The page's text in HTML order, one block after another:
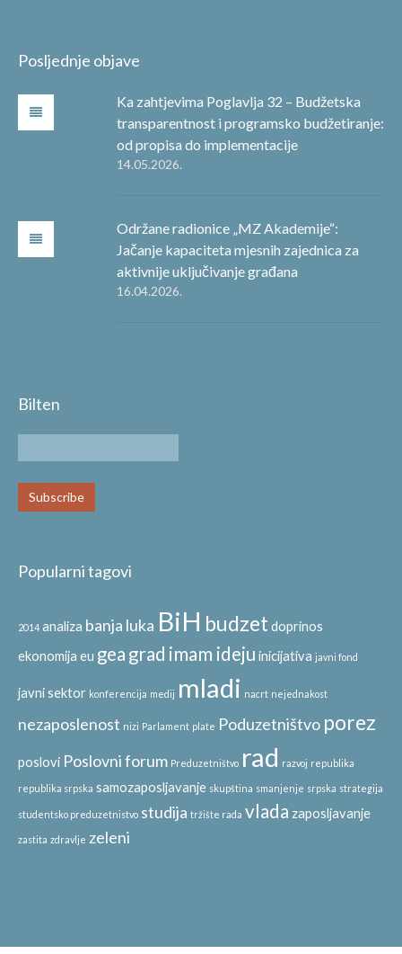
Posljednje objave
Ka zahtjevima Poglavlja 32 – Budžetska
transparentnost i programsko budžetiranje:
od propisa do implementacije
14.05.2026.
Održane radionice „MZ Akademije“:
Jačanje kapaciteta mjesnih zajednica za
aktivnije uključivanje građana
16.04.2026.
Bilten
Popularni tagovi
2014 analiza banja luka BiH budzet doprinos
ekonomija eu gea grad imam ideju inicijativa javni fond
javni sektor konferencija medij mladi nacrt nejednakost
nezaposlenost nizi Parlament plate Poduzetništvo porez
poslovi Poslovni forum Preduzetništvo rad razvoj republika
republika srpska samozaposljavanje skupština smanjenje srpska strategija
studentsko preduzetnistvo studija tržište rada vlada zaposljavanje
zastita zdravlje zeleni